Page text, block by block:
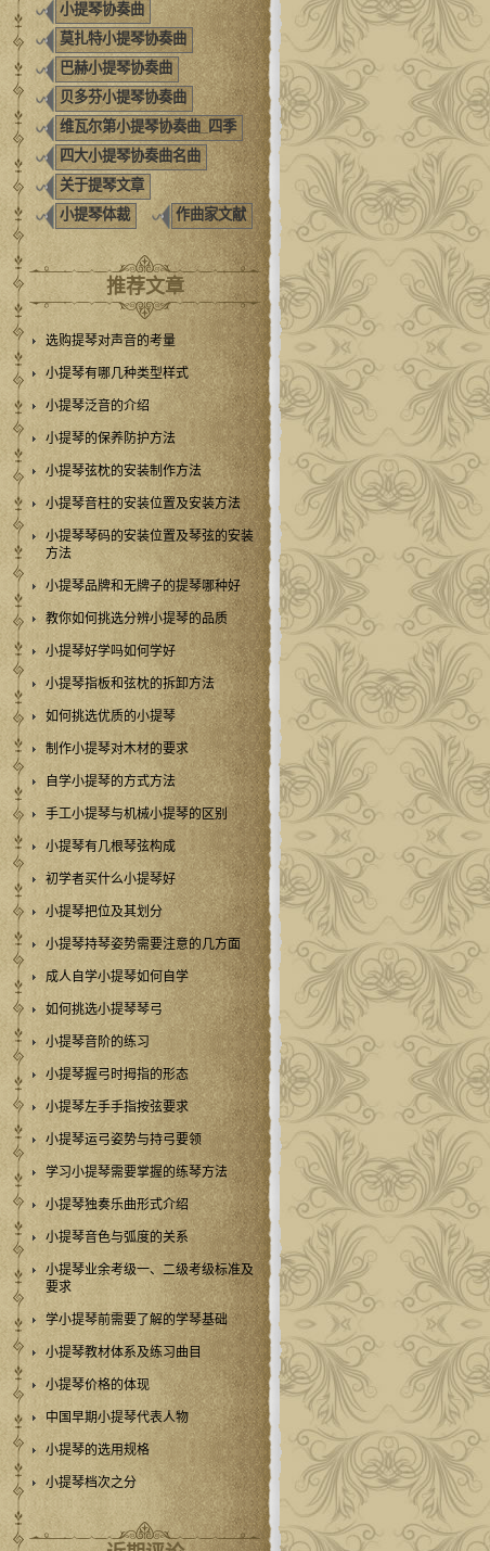
小提琴协奏曲
莫扎特小提琴协奏曲
巴赫小提琴协奏曲
贝多芬小提琴协奏曲
维瓦尔第小提琴协奏曲_四季
四大小提琴协奏曲名曲
关于提琴文章
小提琴体裁
作曲家文献
推荐文章
选购提琴对声音的考量
小提琴有哪几种类型样式
小提琴泛音的介绍
小提琴的保养防护方法
小提琴弦枕的安装制作方法
小提琴音柱的安装位置及安装方法
小提琴琴码的安装位置及琴弦的安装
方法
小提琴品牌和无牌子的提琴哪种好
教你如何挑选分辨小提琴的品质
小提琴好学吗如何学好
小提琴指板和弦枕的拆卸方法
如何挑选优质的小提琴
制作小提琴对木材的要求
自学小提琴的方式方法
手工小提琴与机械小提琴的区别
小提琴有几根琴弦构成
初学者买什么小提琴好
小提琴把位及其划分
小提琴持琴姿势需要注意的几方面
成人自学小提琴如何自学
如何挑选小提琴琴弓
小提琴音阶的练习
小提琴握弓时拇指的形态
小提琴左手手指按弦要求
小提琴运弓姿势与持弓要领
学习小提琴需要掌握的练琴方法
小提琴独奏乐曲形式介绍
小提琴音色与弧度的关系
小提琴业余考级一、二级考级标准及
要求
学小提琴前需要了解的学琴基础
小提琴教材体系及练习曲目
小提琴价格的体现
中国早期小提琴代表人物
小提琴的选用规格
小提琴档次之分